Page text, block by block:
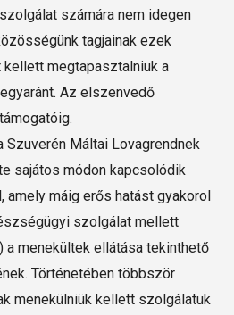
számára nem idegen
tagjainak ezek
megtapasztalniuk a
Az elszenvedő
Szuverén Máltai Lovagrendnek
sajátos módon kapcsolódik
máig erős hatást gyakorol
szolgálat mellett
menekültek ellátása tekinthető
Történetében többször
menekülniük kellett szolgálatuk